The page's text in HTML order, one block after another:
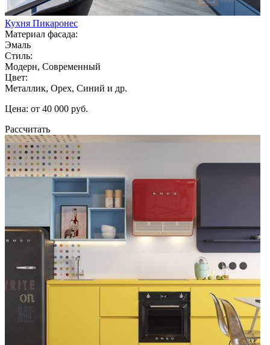
Кухня Пикаронес
Материал фасада:
Эмаль
Стиль:
Модерн, Современный
Цвет:
Металлик, Орех, Синий и др.
Цена: от 40 000 руб.
Рассчитать